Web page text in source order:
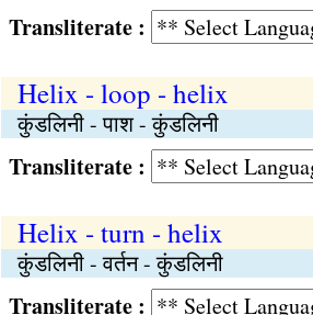
Transliterate :
Helix - loop - helix
कुंडलिनी - पाश - कुंडलिनी
Transliterate :
Helix - turn - helix
कुंडलिनी - वर्तन - कुंडलिनी
Transliterate :